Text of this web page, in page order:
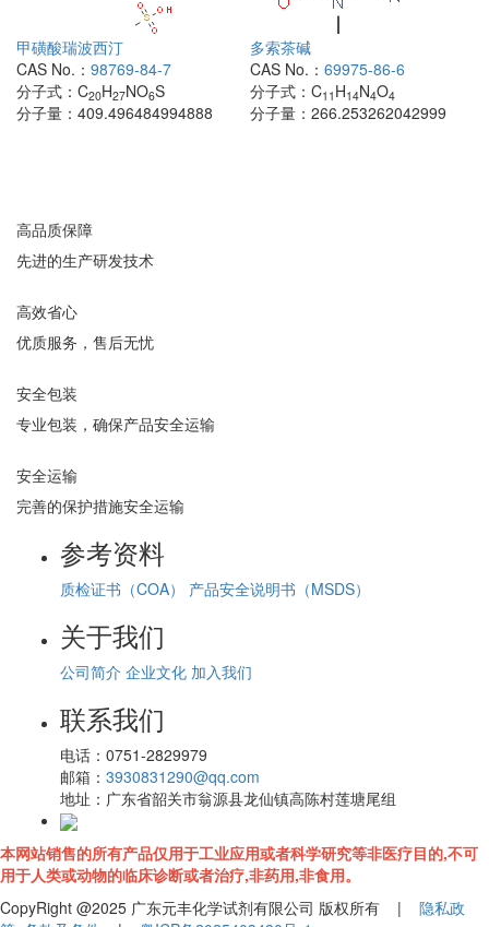
甲磺酸瑞波西汀
CAS No.： 98769-84-7
分子式： C20H27NO6S
分子量： 409.496484994888
多索茶碱
CAS No.： 69975-86-6
分子式： C11 H14N4O4
分子量： 266.253262042999
高品质保障
先进的生产研发技术
高效省心
优质服务，售后无忧
安全包装
专业包装，确保产品安全运输
安全运输
完善的保护措施安全运输
参考资料
质检证书（COA） 产品安全说明书（MSDS）
关于我们
公司简介 企业文化 加入我们
联系我们
电话： 0751-2829979
邮箱： 3930831290@qq.com
地址： 广东省韶关市翁源县龙仙镇高陈村莲塘尾组
本网站销售的所有产品仅用于工业应用或者科学研究等非医疗目的,不可
用于人类或动物的临床诊断或者治疗,非药用,非食用。
CopyRight @2025 广东元丰化学试剂有限公司 版权所有 | 隐私政